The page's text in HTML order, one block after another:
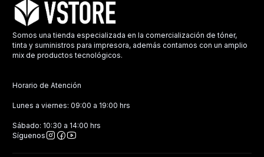
Somos una tienda especializada en la comercialización de tóner,
tinta y suministros para impresora, además contamos con un amplio
mix de productos tecnológicos.
Horario de Atención
Lunes a viernes: 09:00 a 19:00 hrs
Sábado: 10:30 a 14:00 hrs
Síguenos